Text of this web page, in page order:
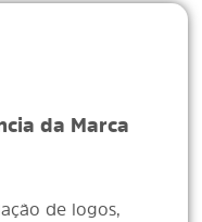
da Marca
de logos,